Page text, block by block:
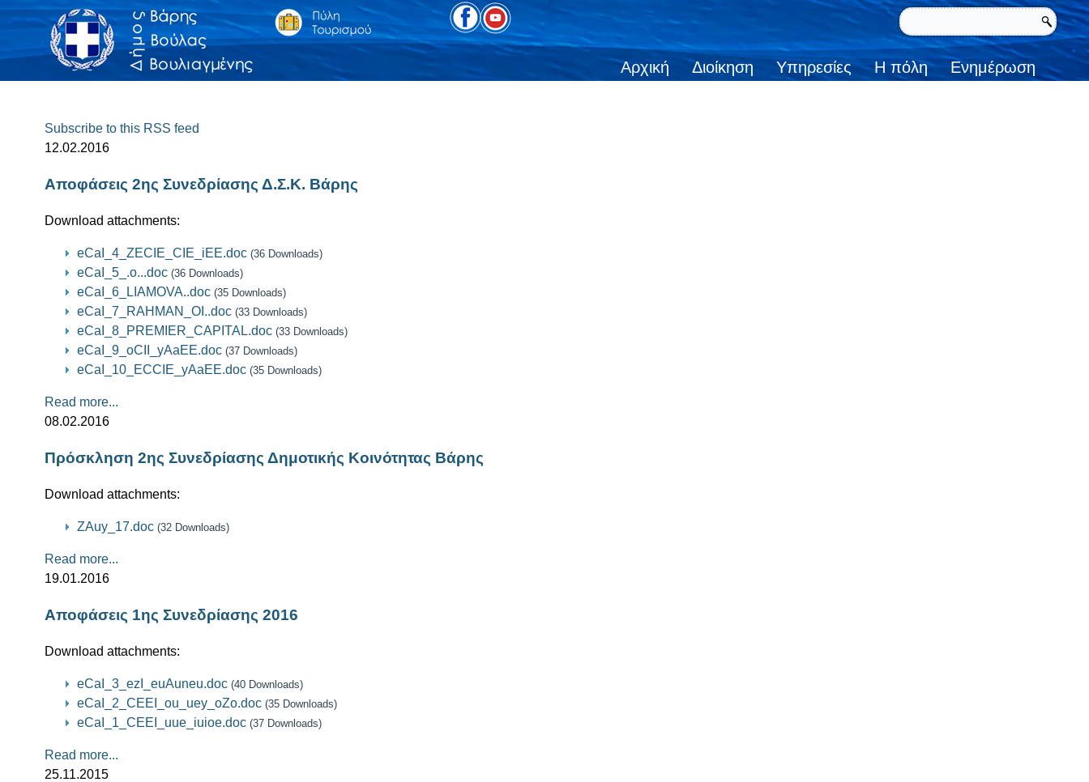
Αρχική Διοίκηση Υπηρεσίες Η πόλη Ενημέρωση
Subscribe to this RSS feed
12.02.2016
Αποφάσεις 2ης Συνεδρίασης Δ.Σ.Κ. Βάρης
Download attachments:
eCaI_4_ZECIE_CIE_iEE.doc(36 Downloads)
eCaI_5_.o...doc(36 Downloads)
eCaI_6_LIAMOVA..doc(35 Downloads)
eCaI_7_RAHMAN_OI..doc(33 Downloads)
eCaI_8_PREMIER_CAPITAL.doc(33 Downloads)
eCaI_9_oCII_yAaEE.doc(37 Downloads)
eCaI_10_ECCIE_yAaEE.doc(35 Downloads)
Read more...
08.02.2016
Πρόσκληση 2ης Συνεδρίασης Δημοτικής Κοινότητας Βάρης
Download attachments:
ZAuy_17.doc(32 Downloads)
Read more...
19.01.2016
Αποφάσεις 1ης Συνεδρίασης 2016
Download attachments:
eCaI_3_ezI_euAuneu.doc(40 Downloads)
eCaI_2_CEEI_ou_uey_oZo.doc(35 Downloads)
eCaI_1_CEEI_uue_iuioe.doc(37 Downloads)
Read more...
25.11.2015